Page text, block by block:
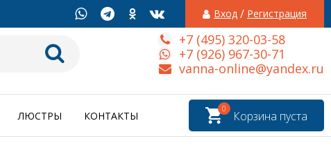
Вход / Регистрация
+7 (495) 320-03-58
+7 (926) 967-30-71
vanna-online@yandex.ru
Корзина пуста
0
ЛЮСТРЫ КОНТАКТЫ